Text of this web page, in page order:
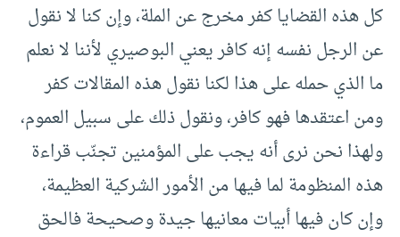
كل هذه القضايا كفر مخرج عن الملة، وإن كنا لا نقول
عن الرجل نفسه إنه كافر يعني البوصيري لأننا لا نعلم
ما الذي حمله على هذا لكنا نقول هذه المقالات كفر
ومن اعتقدها فهو كافر، ونقول ذلك على سبيل العموم،
ولهذا نحن نرى أنه يجب على المؤمنين تجنّب قراءة
هذه المنظومة لما فيها من الأمور الشركية العظيمة،
وإن كان فيها أبيات معانيها جيدة وصحيحة فالحق